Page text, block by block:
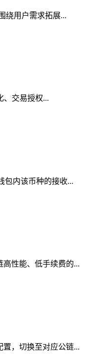
绕用户需求拓展...
、交易授权...
包内该币种的接收...
性能、低手续费的...
，切换至对应公链...